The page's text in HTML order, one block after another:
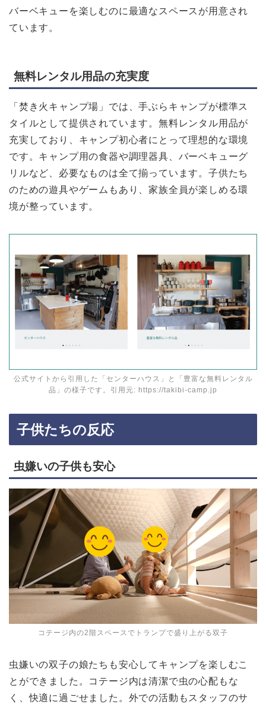
バーベキューを楽しむのに最適なスペースが用意され
ています。
無料レンタル用品の充実度
「焚き火キャンプ場」では、手ぶらキャンプが標準ス
タイルとして提供されています。無料レンタル用品が
充実しており、キャンプ初心者にとって理想的な環境
です。キャンプ用の食器や調理器具、バーベキューグ
リルなど、必要なものは全て揃っています。子供たち
のための遊具やゲームもあり、家族全員が楽しめる環
境が整っています。
公式サイトから引用した「センターハウス」と「豊富な無料レンタル
品」の様子です。引用元: https://takibi-camp.jp
子供たちの反応
虫嫌いの子供も安心
コテージ内の2階スペースでトランプで盛り上がる双子
虫嫌いの双子の娘たちも安心してキャンプを楽しむこ
とができました。コテージ内は清潔で虫の心配もな
く、快適に過ごせました。外での活動もスタッフのサ